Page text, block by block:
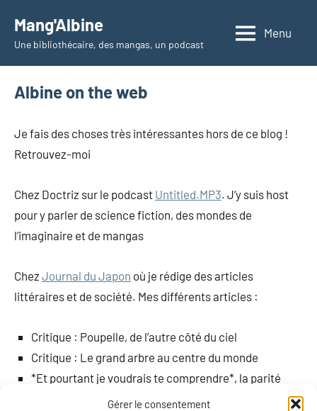
Gérer le consentement
content
Mang'Albine
Une bibliothécaire, des mangas, un podcast
Menu
Albine on the web
Je fais des choses très intéressantes hors de ce blog !
Retrouvez-moi
Chez Doctriz sur le podcast Untitled.MP3. J’y suis host
pour y parler de science fiction, des mondes de
l’imaginaire et de mangas
Chez Journal du Japon où je rédige des articles
littéraires et de société. Mes différents articles :
Critique : Poupelle, de l’autre côté du ciel
Critique : Le grand arbre au centre du monde
*Et pourtant je voudrais te comprendre*, la parité
hommes-femmes au Japon